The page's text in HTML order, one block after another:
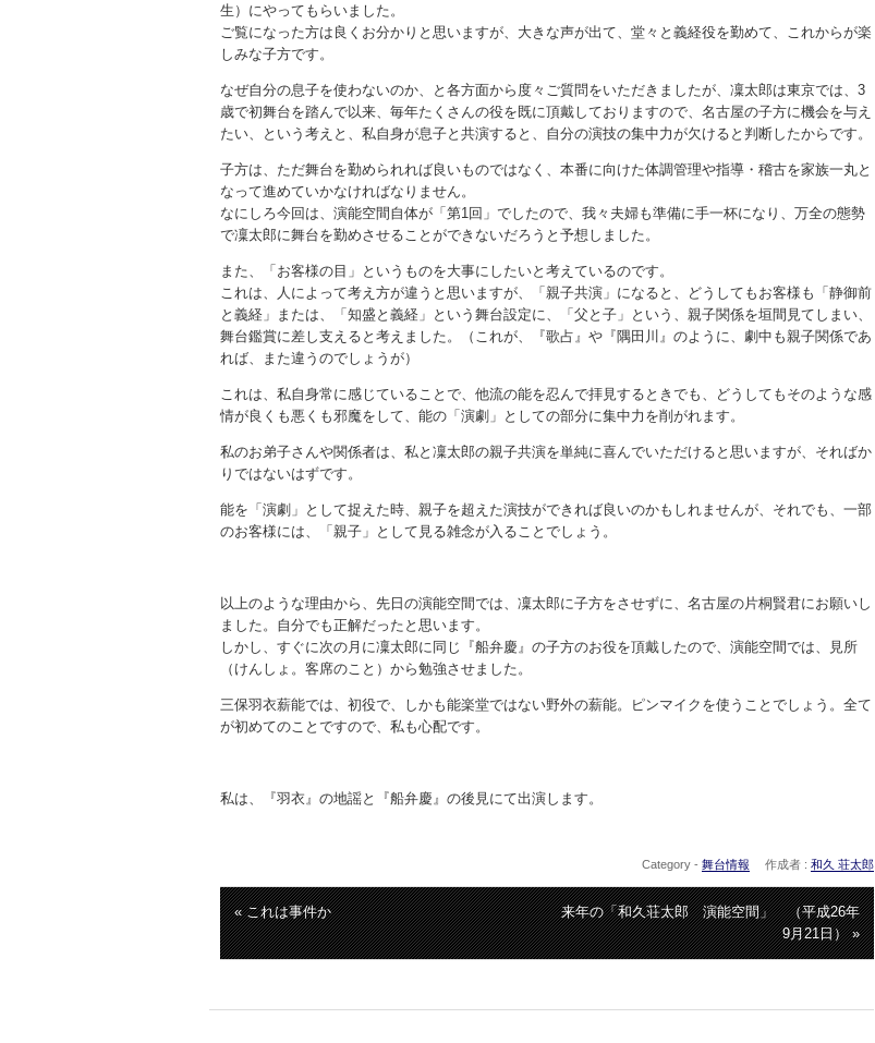
生）にやってもらいました。
ご覧になった方は良くお分かりと思いますが、大きな声が出て、堂々と義経役を勤めて、これからが楽
しみな子方です。
なぜ自分の息子を使わないのか、と各方面から度々ご質問をいただきましたが、凜太郎は東京では、3
歳で初舞台を踏んで以来、毎年たくさんの役を既に頂戴しておりますので、名古屋の子方に機会を与え
たい、という考えと、私自身が息子と共演すると、自分の演技の集中力が欠けると判断したからです。
子方は、ただ舞台を勤められれば良いものではなく、本番に向けた体調管理や指導・稽古を家族一丸と
なって進めていかなければなりません。
なにしろ今回は、演能空間自体が「第1回」でしたので、我々夫婦も準備に手一杯になり、万全の態勢
で凜太郎に舞台を勤めさせることができないだろうと予想しました。
また、「お客様の目」というものを大事にしたいと考えているのです。
これは、人によって考え方が違うと思いますが、「親子共演」になると、どうしてもお客様も「静御前
と義経」または、「知盛と義経」という舞台設定に、「父と子」という、親子関係を垣間見てしまい、
舞台鑑賞に差し支えると考えました。（これが、『歌占』や『隅田川』のように、劇中も親子関係であ
れば、また違うのでしょうが）
これは、私自身常に感じていることで、他流の能を忍んで拝見するときでも、どうしてもそのような感
情が良くも悪くも邪魔をして、能の「演劇」としての部分に集中力を削がれます。
私のお弟子さんや関係者は、私と凜太郎の親子共演を単純に喜んでいただけると思いますが、そればか
りではないはずです。
能を「演劇」として捉えた時、親子を超えた演技ができれば良いのかもしれませんが、それでも、一部
のお客様には、「親子」として見る雑念が入ることでしょう。
以上のような理由から、先日の演能空間では、凜太郎に子方をさせずに、名古屋の片桐賢君にお願いし
ました。自分でも正解だったと思います。
しかし、すぐに次の月に凜太郎に同じ『船弁慶』の子方のお役を頂戴したので、演能空間では、見所
（けんしょ。客席のこと）から勉強させました。
三保羽衣薪能では、初役で、しかも能楽堂ではない野外の薪能。ピンマイクを使うことでしょう。全て
が初めてのことですので、私も心配です。
私は、『羽衣』の地謡と『船弁慶』の後見にて出演します。
Category - 舞台情報 作成者 : 和久 荘太郎
« これは事件か
来年の「和久荘太郎 演能空間」 （平成26年
9月21日） »